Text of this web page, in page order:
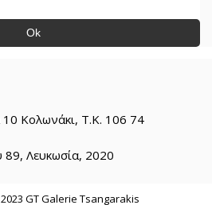
Ok
Κολωνάκι, Τ.Κ. 106 74
Λευκωσία, 2020
GT Galerie Tsangarakis